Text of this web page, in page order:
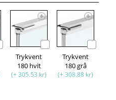
Trykvent
180 hvit
(+ 305.53 kr)
Trykvent
180 grå
(+ 308.88 kr)